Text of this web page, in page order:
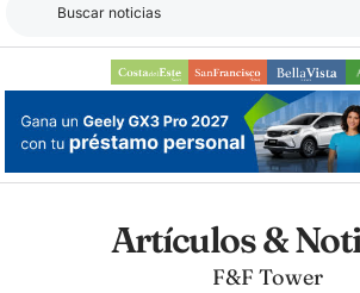
Artículos &
F&F Tower